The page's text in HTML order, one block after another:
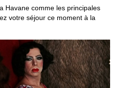
Havane comme les principales
votre séjour ce moment à la